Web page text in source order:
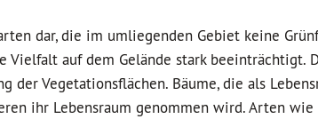
dar, die im umliegenden Gebiet keine
auf dem Gelände stark beeinträchtigt.
Vegetationsflächen. Bäume, die als
ihr Lebensraum genommen wird. Arten wie